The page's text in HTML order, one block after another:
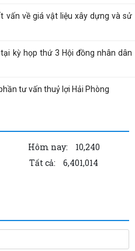
vấn về giá vật liệu xây dựng và sử
kỳ họp thứ 3 Hội đồng nhân dân
tư vấn thuỷ lợi Hải Phòng
nội bộ được sửa đổi, bổ sung
cư thuộc dự án Hoàng Huy Sở Dầu
thủy trên sông Thái Bình phục
Hôm nay:
10,240
Tất cả: 6,401,014